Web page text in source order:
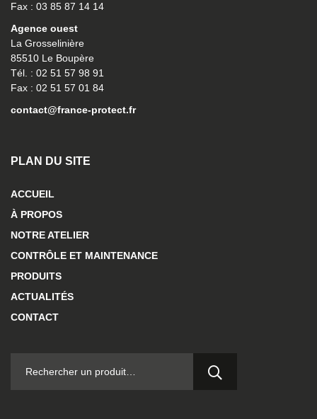
Fax : 03 85 87 14 14
Agence ouest
La Grosselinière
85510 Le Boupère
Tél. : 02 51 57 98 91
Fax : 02 51 57 01 84
contact@france-protect.fr
PLAN DU SITE
ACCUEIL
À PROPOS
NOTRE ATELIER
CONTRÔLE ET MAINTENANCE
PRODUITS
ACTUALITÉS
CONTACT